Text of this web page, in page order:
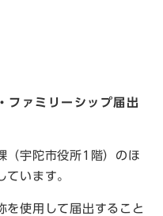
ファミリーシップ届出
（宇陀市役所1階）のほ
います。
を使用して届出すること